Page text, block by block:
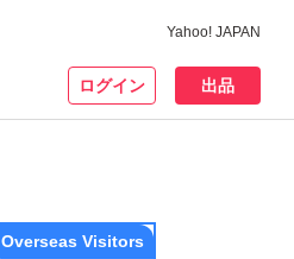
Yahoo! JAPAN
ログイン 出品
Overseas Visitors